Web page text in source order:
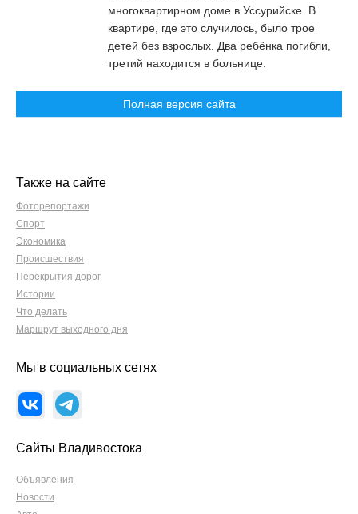
многоквартирном доме в Уссурийске. В
квартире, где это случилось, было трое
детей без взрослых. Два ребёнка погибли,
третий находится в больнице.
Полная версия сайта
Также на сайте
Фоторепортажи
Спорт
Экономика
Происшествия
Перекрытия дорог
Истории
Что делать
Маршрут выходного дня
Мы в социальных сетях
Сайты Владивостока
Объявления
Новости